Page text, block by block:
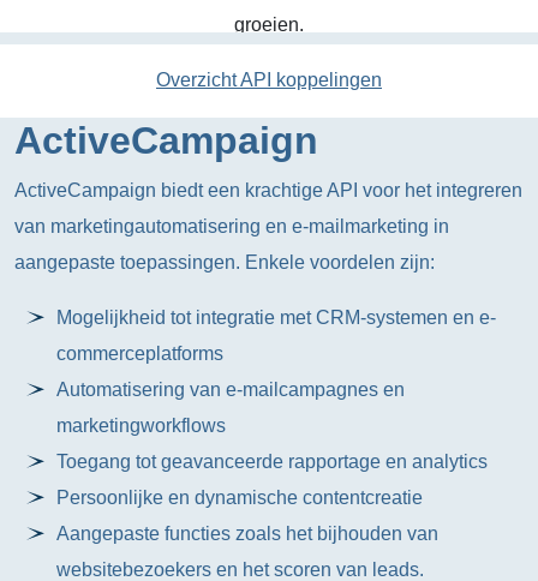
groeien.
Overzicht API koppelingen
ActiveCampaign
ActiveCampaign biedt een krachtige API voor het integreren
van marketingautomatisering en e-mailmarketing in
aangepaste toepassingen. Enkele voordelen zijn:
Mogelijkheid tot integratie met CRM-systemen en e-
commerceplatforms
Automatisering van e-mailcampagnes en
marketingworkflows
Toegang tot geavanceerde rapportage en analytics
Persoonlijke en dynamische contentcreatie
Aangepaste functies zoals het bijhouden van
websitebezoekers en het scoren van leads.